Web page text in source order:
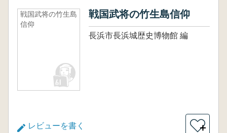
戦国武将の竹生島
信仰
戦国武将の竹生島信仰
長浜市長浜城歴史博物館 編
レビューを書く ＋